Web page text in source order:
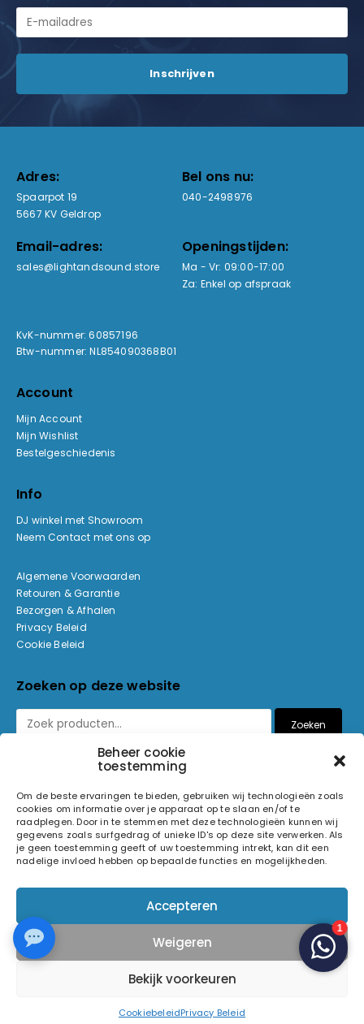
Beheer cookie
toestemming
Om de beste ervaringen te bieden, gebruiken wij technologieën zoals
cookies om informatie over je apparaat op te slaan en/of te
raadplegen. Door in te stemmen met deze technologieën kunnen wij
gegevens zoals surfgedrag of unieke ID's op deze site verwerken. Als
je geen toestemming geeft of uw toestemming intrekt, kan dit een
nadelige invloed hebben op bepaalde functies en mogelijkheden.
Accepteren
Weigeren
Bekijk voorkeuren
CookiebeleidPrivacy Beleid
Adres:
Spaarpot 19
5667 KV Geldrop
Bel ons nu:
040-2498976
Email-adres:
sales@lightandsound.store
Openingstijden:
Ma - Vr: 09:00-17:00
Za: Enkel op afspraak
KvK-nummer: 60857196
Btw-nummer: NL854090368B01
Account
Mijn Account
Mijn Wishlist
Bestelgeschiedenis
Info
DJ winkel met Showroom
Neem Contact met ons op
Algemene Voorwaarden
Retouren & Garantie
Bezorgen & Afhalen
Privacy Beleid
Cookie Beleid
Zoeken op deze website
Zoeken
© 2026 Light and Sound Factory. Alle rechten voorbehouden.
Volg ons op